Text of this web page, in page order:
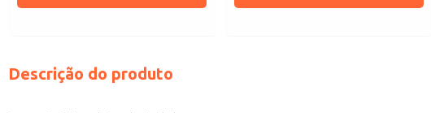
Descrição do produto